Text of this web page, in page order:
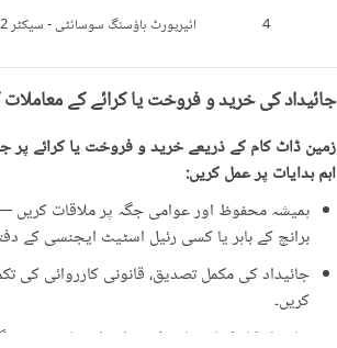
4
ائیرپورٹ ہاؤسنگ سوسائٹی - سیکٹر 2
جائیداد کی خرید و فروخت یا کرائے کے
زمین ڈاٹ کام کے ذریعے خرید و فروخت یا کرائے پر
اہم ہدایات پر عمل کریں:
ہمیشہ محفوظ اور عوامی جگہ پر ملاقات کریں
برانچ کے باہر یا کسی رئیل اسٹیٹ ایجنسی کے
جائیداد کی مکمل تصدیق، قانونی کارروائی کی
کریں۔
جائیداد کا مکمل معائنہ کریں اور اشتہار میں